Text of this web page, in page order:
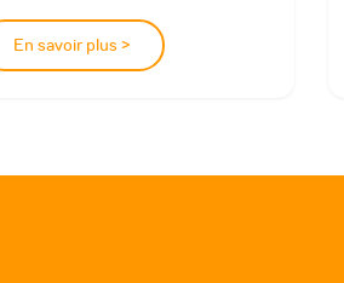
En savoir plus >